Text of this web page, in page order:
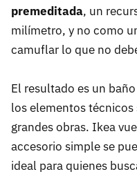
premeditada, un
milímetro, y no como
camuflar lo que no
El resultado es un
los elementos
grandes obras. Ikea
accesorio simple se
ideal para quienes